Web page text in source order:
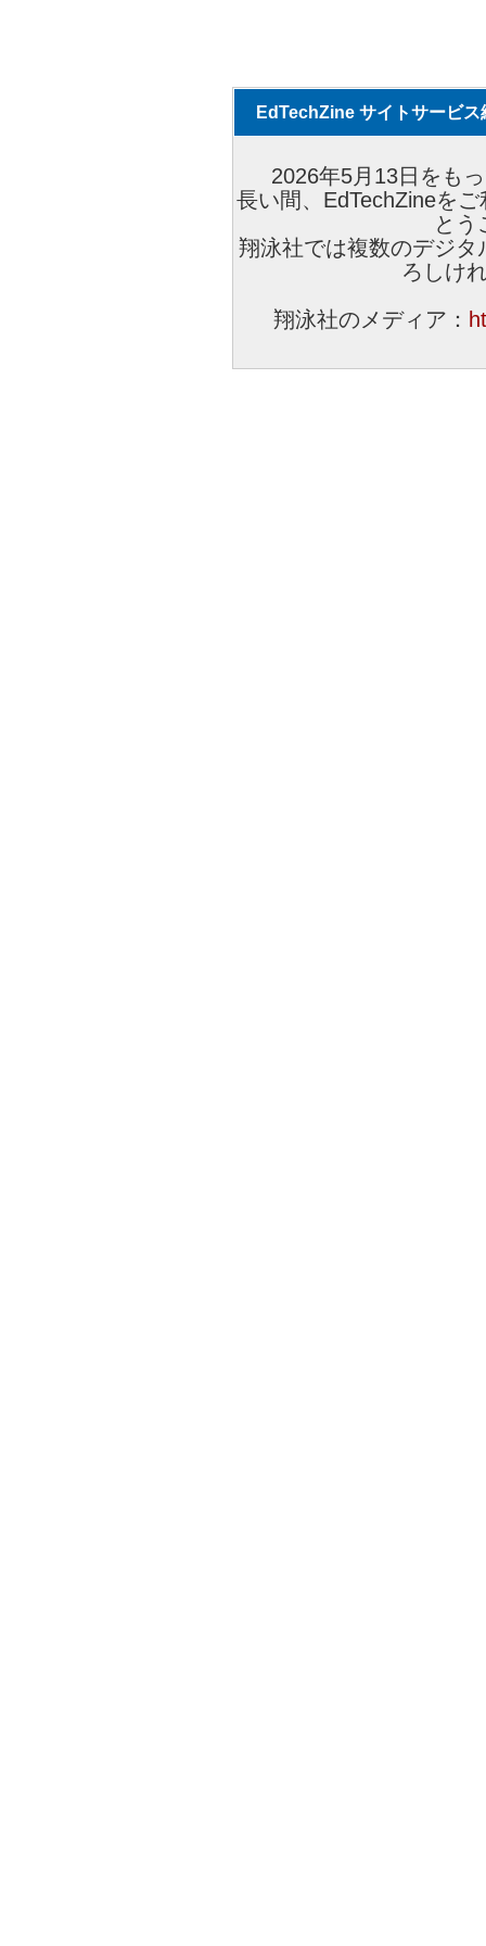
EdTechZine サイトサービス
2026年5月13日をも
長い間、EdTechZineを
とう
翔泳社では複数のデジ
ろしけ
翔泳社のメディア：